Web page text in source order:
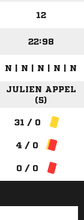
12
22:98
N | N | N | N | N
JULIEN APPEL
(5)
31 / 0
4 / 0
0 / 0